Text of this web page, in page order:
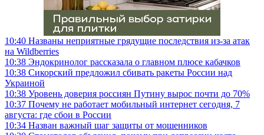
10:40 Названы неприятные грядущие последствия из-за атак
на Wildberries
10:38 Эндокринолог рассказала о главном плюсе кабачков
10:38 Сикорский предложил сбивать ракеты России над
Украиной
10:38 Уровень доверия россиян Путину вырос почти до 70%
10:37 Почему не работает мобильный интернет сегодня, 7
августа: где сбои в России
10:34 Назван важный шаг защиты от мошенников